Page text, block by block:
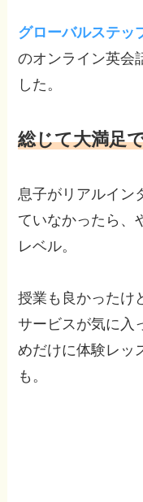
グローバルステッ
のオンライン英会
した。
総じて大満足
息子がリアルイン
ていなかったら、
レベル。
授業も良かったけ
サービスが気に入
めだけに体験レッ
も。